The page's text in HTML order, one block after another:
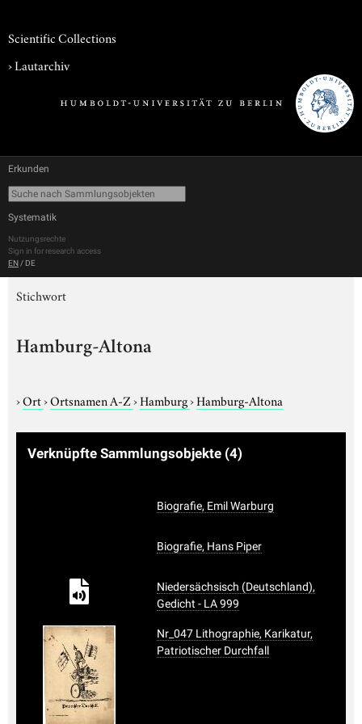
Scientific Collections
›Lautarchiv
Erkunden
Systematik
Nutzungsrechte
Sign in for research access
EN / DE
Stichwort
Hamburg-Altona
›Ort›Ortsnamen A-Z›Hamburg›Hamburg-Altona
Verknüpfte Sammlungsobjekte (4)
Biografie, Emil Warburg
Biografie, Hans Piper
Niedersächsisch (Deutschland),
Gedicht - LA 999
Nr_047 Lithographie, Karikatur,
Patriotischer Durchfall